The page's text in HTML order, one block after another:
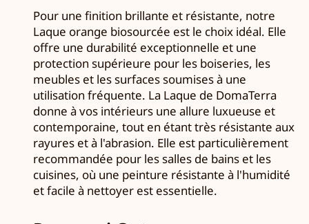
Pour une finition brillante et résistante, notre
Laque orange biosourcée est le choix idéal. Elle
offre une durabilité exceptionnelle et une
protection supérieure pour les boiseries, les
meubles et les surfaces soumises à une
utilisation fréquente. La Laque de DomaTerra
donne à vos intérieurs une allure luxueuse et
contemporaine, tout en étant très résistante aux
rayures et à l'abrasion. Elle est particulièrement
recommandée pour les salles de bains et les
cuisines, où une peinture résistante à l'humidité
et facile à nettoyer est essentielle.